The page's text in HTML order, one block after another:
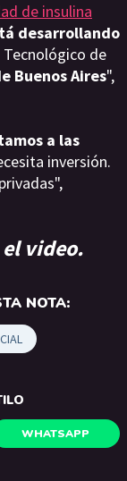
de insulina
desarrollando
de
Buenos Aires",
a las
inversión.
video.
NOTA:
WHATSAPP